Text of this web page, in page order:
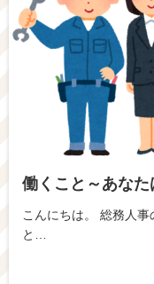
働くこと～あな
こんにちは。 総務人
と…